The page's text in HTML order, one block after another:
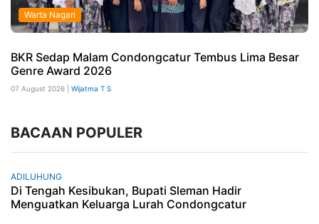
Warta Nagari
BKR Sedap Malam Condongcatur Tembus Lima Besar
Genre Award 2026
07 August 2026 | Wijatma T S
BACAAN POPULER
ADILUHUNG
Di Tengah Kesibukan, Bupati Sleman Hadir
Menguatkan Keluarga Lurah Condongcatur